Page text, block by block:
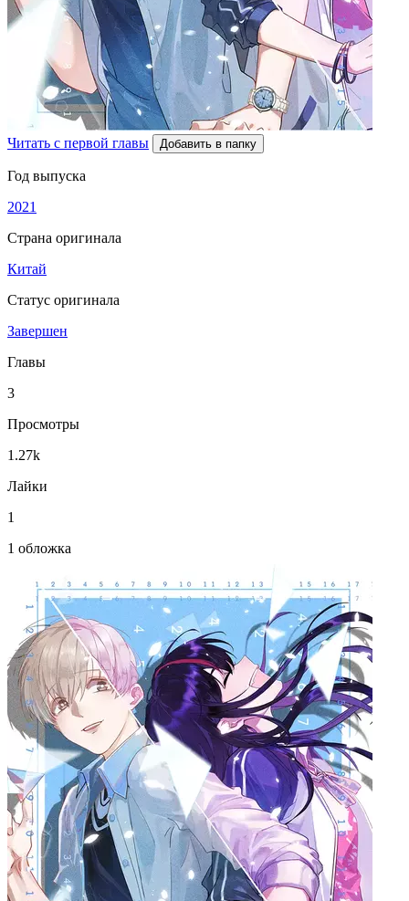
Читать с первой главы Добавить в папку
Год выпуска
2021
Страна оригинала
Китай
Статус оригинала
Завершен
Главы
3
Просмотры
1.27k
Лайки
1
1 обложка